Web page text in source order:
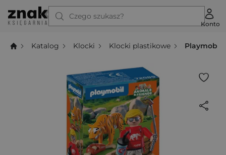
Czego szukasz?
Konto
Katalog Klocki Klocki plastikowe Playmobil